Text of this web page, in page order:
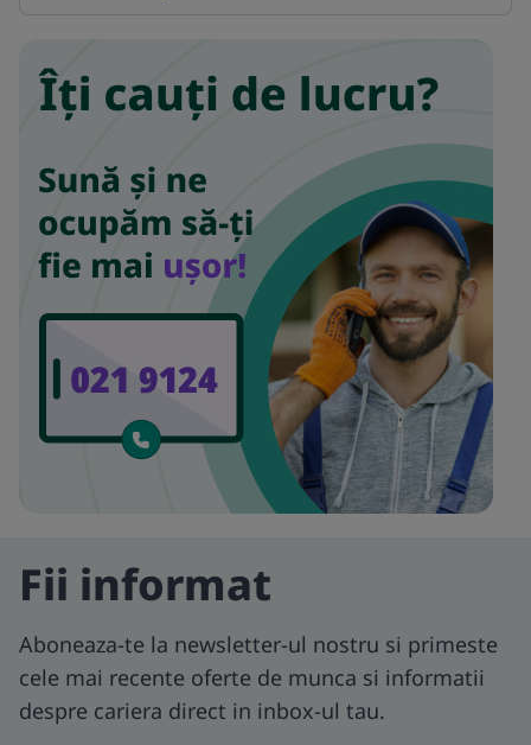
Fii informat
Aboneaza-te la newsletter-ul nostru si primeste
cele mai recente oferte de munca si informatii
despre cariera direct in inbox-ul tau.